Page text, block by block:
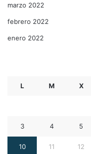
marzo 2022
febrero 2022
enero 2022
L M X
3 4 5
10 11 12